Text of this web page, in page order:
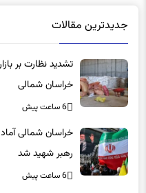
جدیدترین مقالات
خراسان شمالی
6 ساعت پیش
رهبر شهید شد
6 ساعت پیش